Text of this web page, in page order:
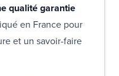
qualité garantie
en France pour
et un savoir-faire